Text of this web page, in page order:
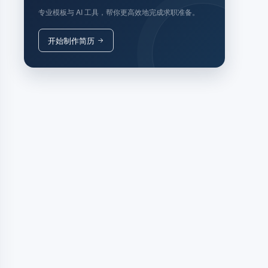
专业模板与 AI 工具，帮你更高效地完成求职准备。
开始制作简历